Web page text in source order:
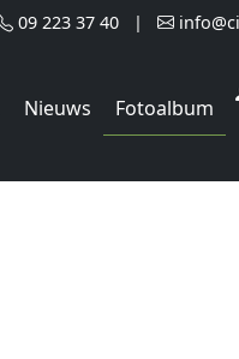
09 223 37 40 |
Nieuws Fotoalbum